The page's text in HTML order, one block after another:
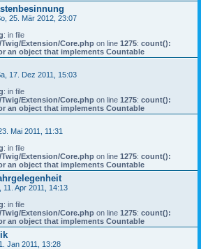
25. Mär 2012, 23:07
: in file
Extension/Core.php on line 1275: count():
an object that implements Countable
17. Dez 2011, 15:03
: in file
Extension/Core.php on line 1275: count():
an object that implements Countable
Mai 2011, 11:31
: in file
Extension/Core.php on line 1275: count():
an object that implements Countable
11. Apr 2011, 14:13
: in file
Extension/Core.php on line 1275: count():
an object that implements Countable
Jan 2011, 13:28